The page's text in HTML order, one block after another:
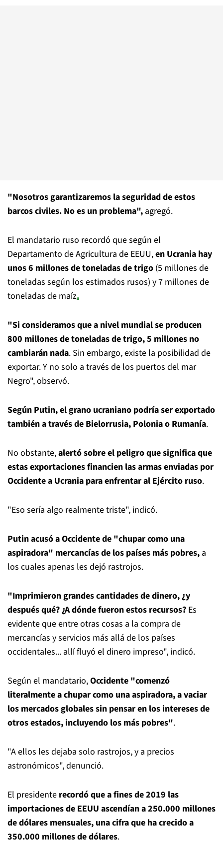
"Nosotros garantizaremos la seguridad de estos
barcos civiles. No es un problema", agregó.
El mandatario ruso recordó que según el
Departamento de Agricultura de EEUU,en Ucrania hay
unos 6 millones de toneladas de trigo (5 millones de
toneladas según los estimados rusos) y 7 millones de
toneladas de maíz.
"Si consideramos que a nivel mundial se producen
800 millones de toneladas de trigo, 5 millones no
cambiarán nada. Sin embargo, existe la posibilidad de
exportar. Y no solo a través de los puertos del mar
Negro", observó.
Según Putin, el grano ucraniano podría ser exportado
también a través de Bielorrusia, Polonia o Rumanía.
No obstante,alertó sobre el peligro que significa que
estas exportaciones financien las armas enviadas por
Occidente a Ucrania para enfrentar al Ejército ruso.
"Eso sería algo realmente triste", indicó.
Putin acusó a Occidente de "chupar como una
aspiradora" mercancías de los países más pobres, a
los cuales apenas les dejó rastrojos.
"Imprimieron grandes cantidades de dinero, ¿y
después qué? ¿A dónde fueron estos recursos? Es
evidente que entre otras cosas a la compra de
mercancías y servicios más allá de los países
occidentales... allí fluyó el dinero impreso", indicó.
Según el mandatario,Occidente "comenzó
literalmente a chupar como una aspiradora, a vaciar
los mercados globales sin pensar en los intereses de
otros estados, incluyendo los más pobres".
"A ellos les dejaba solo rastrojos, y a precios
astronómicos", denunció.
El presidente recordó que a fines de 2019 las
importaciones de EEUU ascendían a 250.000 millones
de dólares mensuales, una cifra que ha crecido a
350.000 millones de dólares.